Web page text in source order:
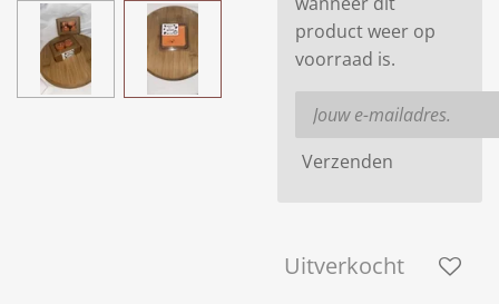
product weer op
voorraad is.
Verzenden
Uitverkocht